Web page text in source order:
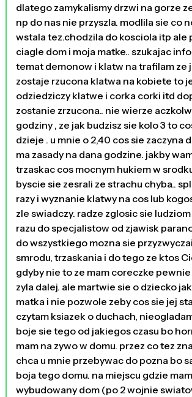
dlatego zamykalismy drzwi na gorze
np do nas nie przyszla. modlila sie co
wstala tez.chodzila do kosciola itp ale
ciagle dom i moja matke.. szukajac
temat demonow i klatw na trafilam ze
zostaje rzucona klatwa na kobiete to
odziedziczy klatwe i corka corki itd
zostanie zrzucona.. nie wierze
godziny , ze jak budzisz sie kolo 3 to
dzieje . u mnie o 2,40 cos sie zaczyna
ma zasady na dana godzine. jakby
trzaskac cos mocnym hukiem w
byscie sie zesrali ze strachu chyba..
razy i wyznanie klatwy na cos lub
zle swiadczy. radze zglosic sie
razu do specjalistow od zjawisk
do wszystkiego mozna sie
smrodu, trzaskania i do tego ze ktos
gdyby nie to ze mam coreczke pewnie
zyla dalej. ale martwie sie o dziecko
matka i nie pozwole zeby cos sie jej
czytam ksiazek o duchach,
boje sie tego od jakiegos czasu bo
mam na zywo w domu. przez co tez
chca u mnie przebywac do pozna bo
boja tego domu. na miejscu gdzie
wybudowany dom (po 2 wojnie